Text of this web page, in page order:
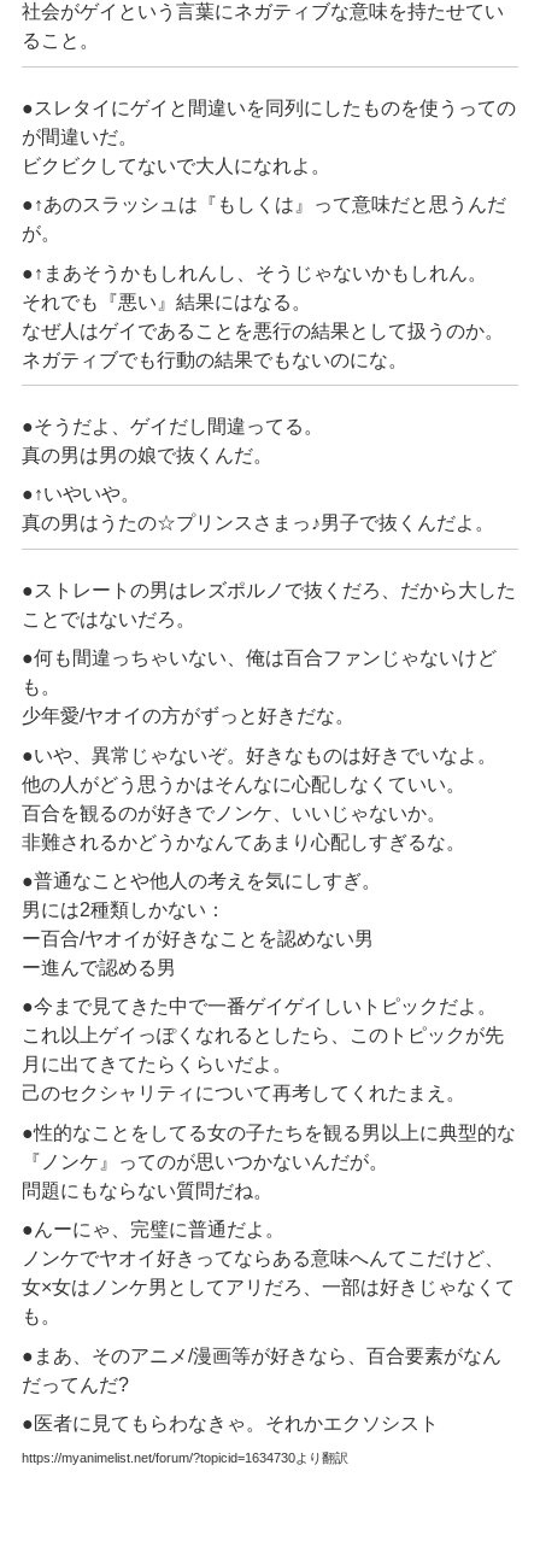
社会がゲイという言葉にネガティブな意味を持たせてい
ること。
●スレタイにゲイと間違いを同列にしたものを使うっての
が間違いだ。
ビクビクしてないで大人になれよ。
●↑あのスラッシュは『もしくは』って意味だと思うんだ
が。
●↑まあそうかもしれんし、そうじゃないかもしれん。
それでも『悪い』結果にはなる。
なぜ人はゲイであることを悪行の結果として扱うのか。
ネガティブでも行動の結果でもないのにな。
●そうだよ、ゲイだし間違ってる。
真の男は男の娘で抜くんだ。
●↑いやいや。
真の男はうたの☆プリンスさまっ♪男子で抜くんだよ。
●ストレートの男はレズポルノで抜くだろ、だから大した
ことではないだろ。
●何も間違っちゃいない、俺は百合ファンじゃないけど
も。
少年愛/ヤオイの方がずっと好きだな。
●いや、異常じゃないぞ。好きなものは好きでいなよ。
他の人がどう思うかはそんなに心配しなくていい。
百合を観るのが好きでノンケ、いいじゃないか。
非難されるかどうかなんてあまり心配しすぎるな。
●普通なことや他人の考えを気にしすぎ。
男には2種類しかない：
ー百合/ヤオイが好きなことを認めない男
ー進んで認める男
●今まで見てきた中で一番ゲイゲイしいトピックだよ。
これ以上ゲイっぽくなれるとしたら、このトピックが先
月に出てきてたらくらいだよ。
己のセクシャリティについて再考してくれたまえ。
●性的なことをしてる女の子たちを観る男以上に典型的な
『ノンケ』ってのが思いつかないんだが。
問題にもならない質問だね。
●んーにゃ、完璧に普通だよ。
ノンケでヤオイ好きってならある意味へんてこだけど、
女×女はノンケ男としてアリだろ、一部は好きじゃなくて
も。
●まあ、そのアニメ/漫画等が好きなら、百合要素がなん
だってんだ?
●医者に見てもらわなきゃ。それかエクソシスト
https://myanimelist.net/forum/?topicid=1634730より翻訳